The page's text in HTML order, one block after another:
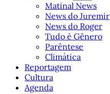
Matinal News
News do Juremir
News do Roger
Tudo é Gênero
Parêntese
Climática
Reportagem
Cultura
Agenda